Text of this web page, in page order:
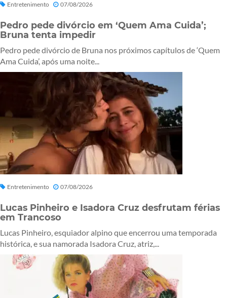
Entretenimento 07/08/2026
Pedro pede divórcio em ‘Quem Ama Cuida’;
Bruna tenta impedir
Pedro pede divórcio de Bruna nos próximos capítulos de ‘Quem
Ama Cuida’, após uma noite...
Entretenimento 07/08/2026
Lucas Pinheiro e Isadora Cruz desfrutam férias
em Trancoso
Lucas Pinheiro, esquiador alpino que encerrou uma temporada
histórica, e sua namorada Isadora Cruz, atriz,...